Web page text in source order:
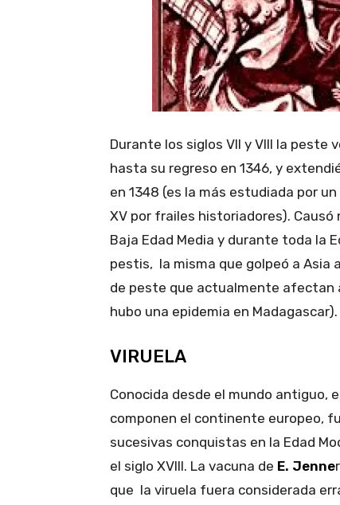
Durante los siglos VII y VIII la peste
hasta su regreso en 1346, y
en 1348 (es la más estudiada por
XV por frailes historiadores). Causó
Baja Edad Media y durante toda la
pestis, la misma que golpeó a Asia
de peste que actualmente afectan
hubo una epidemia en Madagascar).
VIRUELA
Conocida desde el mundo
componen el continente europeo,
sucesivas conquistas en la Edad
el siglo XVIII. La vacuna de E. Jenne
que la viruela fuera considerada